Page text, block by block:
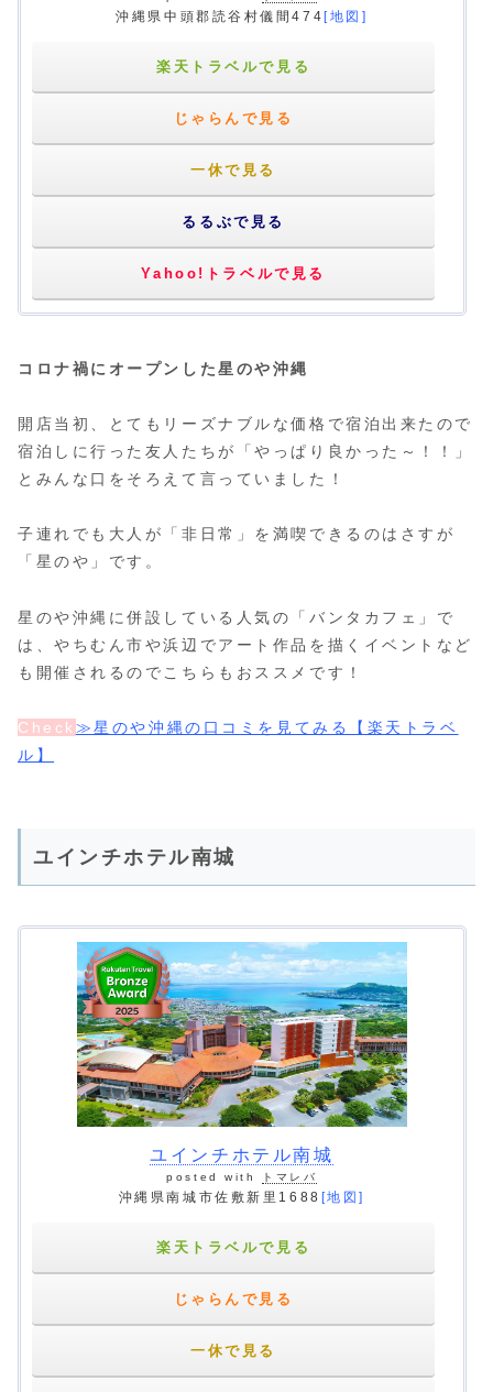
沖縄県中頭郡読谷村儀間474 [地図]
楽天トラベルで見る
じゃらんで見る
一休で見る
るるぶで見る
Yahoo!トラベルで見る
コロナ禍にオープンした星のや沖縄
開店当初、とてもリーズナブルな価格で宿泊出来たので
宿泊しに行った友人たちが「やっぱり良かった～！！」
とみんな口をそろえて言っていました！
子連れでも大人が「非日常」を満喫できるのはさすが
「星のや」です。
星のや沖縄に併設している人気の「バンタカフェ」で
は、やちむん市や浜辺でアート作品を描くイベントなど
も開催されるのでこちらもおススメです！
Check ≫星のや沖縄の口コミを見てみる【楽天トラベ
ル】
ユインチホテル南城
ユインチホテル南城
posted with トマレバ
沖縄県南城市佐敷新里1688 [地図]
楽天トラベルで見る
じゃらんで見る
一休で見る